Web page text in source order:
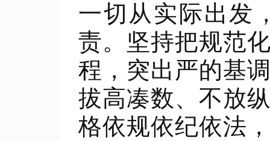
一切从实际出发
责。坚持把规范
程，突出严的基
拔高凑数、不放
格依规依纪依法